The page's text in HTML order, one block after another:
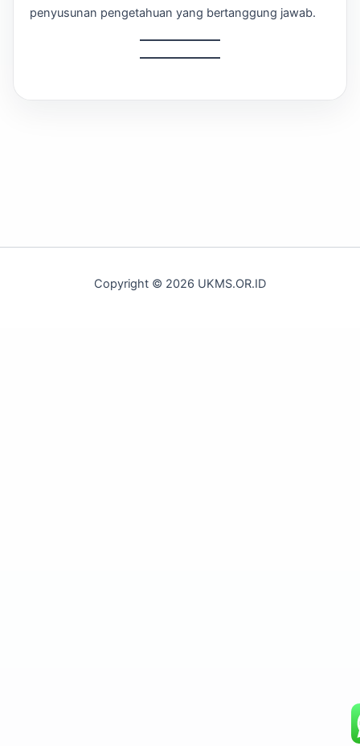
penyusunan pengetahuan yang bertanggung jawab.
Copyright © 2026 UKMS.OR.ID